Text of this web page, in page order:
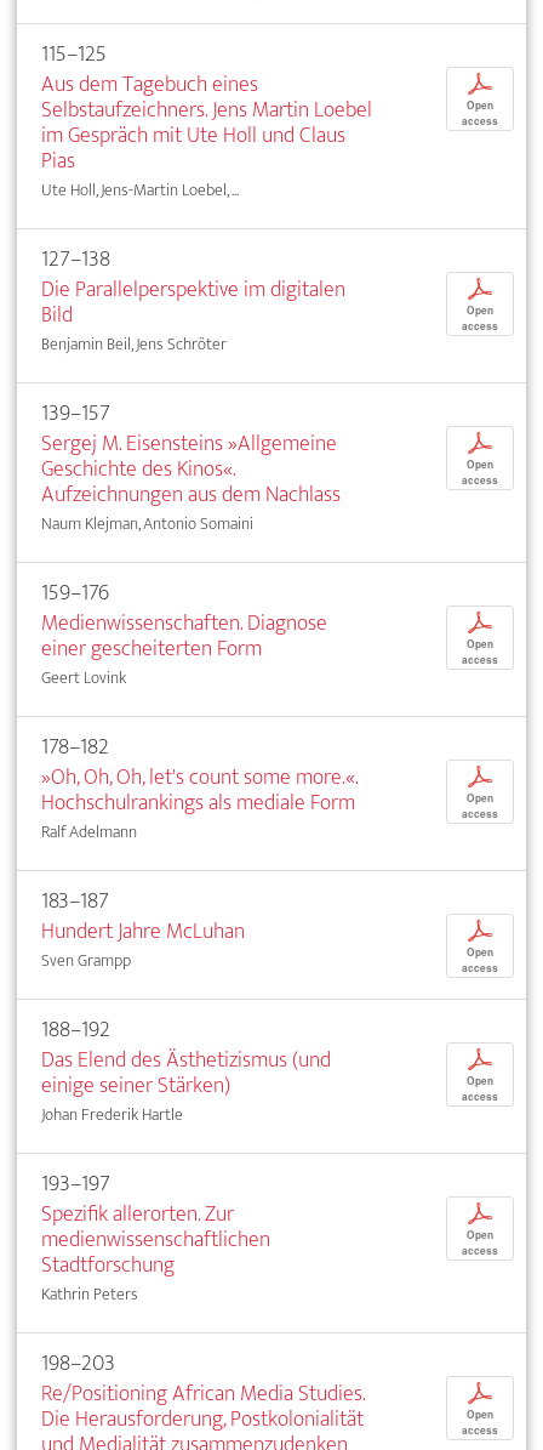
115–125
Aus dem Tagebuch eines
Selbstaufzeichners. Jens Martin Loebel
im Gespräch mit Ute Holl und Claus
Pias
Ute Holl, Jens-Martin Loebel, ...
p
Open
access
127–138
Die Parallelperspektive im digitalen
Bild
Benjamin Beil, Jens Schröter
p
Open
access
139–157
Sergej M. Eisensteins »Allgemeine
Geschichte des Kinos«.
Aufzeichnungen aus dem Nachlass
Naum Klejman, Antonio Somaini
p
Open
access
159–176
Medienwissenschaften. Diagnose
einer gescheiterten Form
Geert Lovink
p
Open
access
178–182
»Oh, Oh, Oh, let's count some more.«.
Hochschulrankings als mediale Form
Ralf Adelmann
p
Open
access
183–187
Hundert Jahre McLuhan
Sven Grampp
p
Open
access
188–192
Das Elend des Ästhetizismus (und
einige seiner Stärken)
Johan Frederik Hartle
p
Open
access
193–197
Spezifik allerorten. Zur
medienwissenschaftlichen
Stadtforschung
Kathrin Peters
p
Open
access
198–203
Re/Positioning African Media Studies.
Die Herausforderung, Postkolonialität
p
Open
access